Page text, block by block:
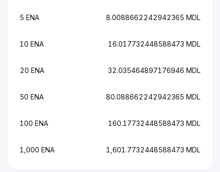
5 ENA 8.0088662242942365 MDL
10 ENA 16.017732448588473 MDL
20 ENA 32.035464897176946 MDL
50 ENA 80.088662242942365 MDL
100 ENA 160.17732448588473 MDL
1,000 ENA 1,601.7732448588473 MDL